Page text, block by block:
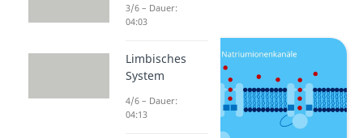
3/6 – Dauer:
04:03
Limbisches
System
4/6 – Dauer:
04:13